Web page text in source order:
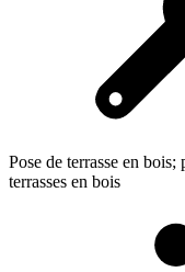
Pose de terrasse en bois;
terrasses en bois